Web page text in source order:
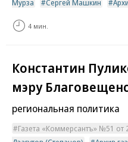
Мурза
Сергей Машкин
4 мин.
Константин
мэру
региональная политика
Газета «Коммерсантъ» №51 от